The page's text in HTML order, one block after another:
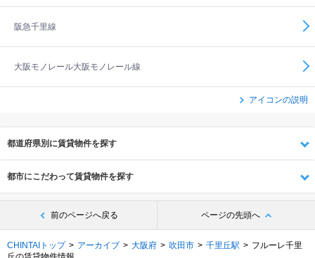
阪急千里線
大阪モノレール大阪モノレール線
アイコンの説明
都道府県別に賃貸物件を探す
都市にこだわって賃貸物件を探す
前のページへ戻る ページの先頭へ
CHINTAIトップ アーカイブ 大阪府 吹田市 千里丘駅
フルーレ千里